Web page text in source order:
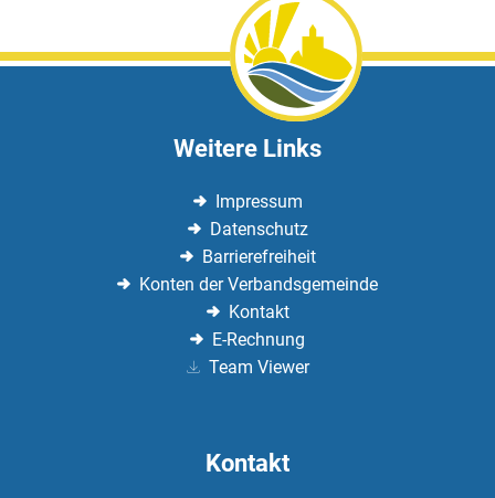
Weitere Links
Impressum
Datenschutz
Barrierefreiheit
Konten der Verbandsgemeinde
Kontakt
E-Rechnung
Team Viewer
Kontakt